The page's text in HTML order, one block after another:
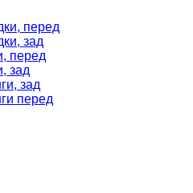
перед
зад
перед
зад
зад
перед